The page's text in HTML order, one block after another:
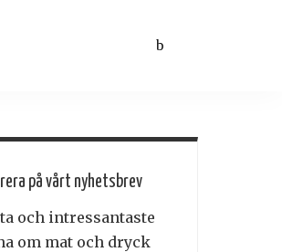
på vårt nyhetsbrev
och intressantaste
om mat och dryck